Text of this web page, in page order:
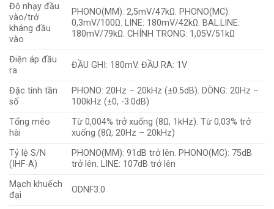
Độ nhạy đầu
vào/trở
kháng đầu
vào
PHONO(MM): 2,5mV/47kΩ. PHONO(MC):
0,3mV/100Ω. LINE: 180mV/42kΩ. BAL.LINE:
180mV/79kΩ. CHÍNH TRONG: 1,05V/51kΩ
Điện áp đầu
ra
ĐẦU GHI: 180mV. ĐẦU RA: 1V
Đặc tính tần
số
PHONO: 20Hz – 20kHz (±0.5dB). DÒNG: 20Hz –
100kHz (±0, -3.0dB)
Tổng méo
hài
Từ 0,004% trở xuống (8Ω, 1kHz). Từ 0,03% trở
xuống (8Ω, 20Hz – 20kHz)
Tỷ lệ S/N
(IHF-A)
PHONO(MM): 91dB trở lên. PHONO(MC): 75dB
trở lên. LINE: 107dB trở lên
Mạch khuếch
đại
ODNF3.0